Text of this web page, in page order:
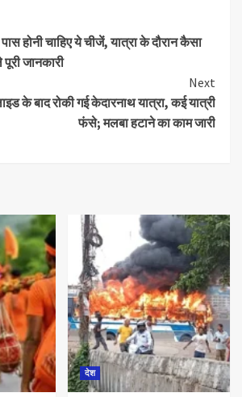
होनी चाहिए ये चीजें, यात्रा के दौरान कैसा
जानकारी
Next
के बाद रोकी गई केदारनाथ यात्रा, कई यात्री
फंसे; मलबा हटाने का काम जारी
देश